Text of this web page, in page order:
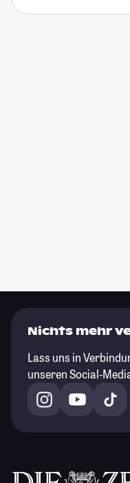
Nichts mehr
Lass uns in
unseren Social-